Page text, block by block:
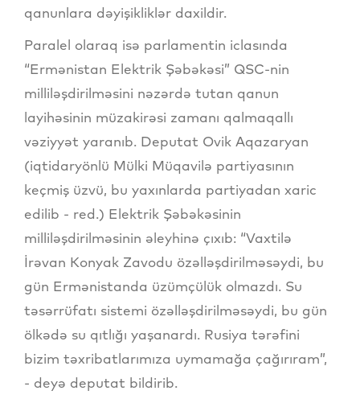
qanunlara dəyişikliklər daxildir.
Paralel olaraq isə parlamentin iclasında
“Ermənistan Elektrik Şəbəkəsi” QSC-nin
milliləşdirilməsini nəzərdə tutan qanun
layihəsinin müzakirəsi zamanı qalmaqallı
vəziyyət yaranıb. Deputat Ovik Aqazaryan
(iqtidaryönlü Mülki Müqavilə partiyasının
keçmiş üzvü, bu yaxınlarda partiyadan xaric
edilib - red.) Elektrik Şəbəkəsinin
milliləşdirilməsinin əleyhinə çıxıb: “Vaxtilə
İrəvan Konyak Zavodu özəlləşdirilməsəydi, bu
gün Ermənistanda üzümçülük olmazdı. Su
təsərrüfatı sistemi özəlləşdirilməsəydi, bu gün
ölkədə su qıtlığı yaşanardı. Rusiya tərəfini
bizim təxribatlarımıza uymamağa çağırıram”,
- deyə deputat bildirib.